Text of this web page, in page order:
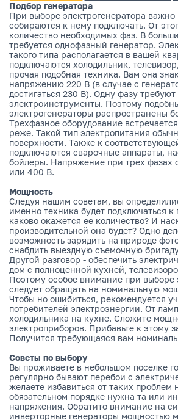
Подбор генератора
При выборе электрогенератора важно
собираются к нему подключать. От
количество необходимых фаз. В
требуется однофазный генератор.
такого типа располагается в вашей
подключаются холодильник,
прочая подобная техника. Вам она
напряжению 220 В (в случае с
достигаться 230 В). Одну фазу
электроинструменты. Поэтому
электрогенераторы распространены
Трехфазное оборудование
реже. Такой тип электропитания
поверхности. Также к
подключаются сварочные аппараты,
бойлеры. Напряжение при трех фазах
или 400 В.
Мощность
Следуя нашим советам, вы
именно техника будет подключаться к
каково окажется ее количество? И
производительной она будет? Одно
возможность зарядить на природе
снабдить выездную съемочную
Другой разговор - обеспечить
дом с полноценной кухней,
Поэтому особое внимание при выборе
следует обращать на номинальную
Чтобы но ошибиться, рекомендуется
потребителей электроэнергии. От
холодильника на кухне. Сложите
электроприборов. Прибавьте к этому
Получится требующаяся вам
Советы по выбору
Вы проживаете в небольшом поселке
регулярно бывают перебои с
желаете избавиться от таких проблем
обязательном порядке нужна та или
напряжения. Обратито внимание на
инверторные генераторы мощностью